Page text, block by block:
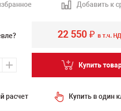
Добавить к
22 550₽ в т.ч.
Купить
расчет Купить в один